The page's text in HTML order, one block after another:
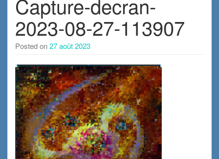
Capture-decran-
2023-08-27-113907
Posted on27 août 2023